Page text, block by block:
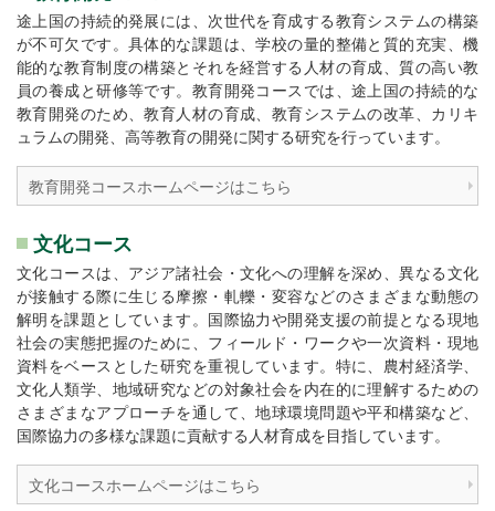
途上国の持続的発展には、次世代を育成する教育システムの構築
が不可欠です。具体的な課題は、学校の量的整備と質的充実、機
能的な教育制度の構築とそれを経営する人材の育成、質の高い教
員の養成と研修等です。教育開発コースでは、途上国の持続的な
教育開発のため、教育人材の育成、教育システムの改革、カリキ
ュラムの開発、高等教育の開発に関する研究を行っています。
教育開発コースホームページはこちら
文化コース
文化コースは、アジア諸社会・文化への理解を深め、異なる文化
が接触する際に生じる摩擦・軋轢・変容などのさまざまな動態の
解明を課題としています。国際協力や開発支援の前提となる現地
社会の実態把握のために、フィールド・ワークや一次資料・現地
資料をベースとした研究を重視しています。特に、農村経済学、
文化人類学、地域研究などの対象社会を内在的に理解するための
さまざまなアプローチを通して、地球環境問題や平和構築など、
国際協力の多様な課題に貢献する人材育成を目指しています。
文化コースホームページはこちら